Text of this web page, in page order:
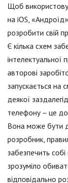
Щоб
на iOS,
розробити свій
Є кілька схем
інтелектуальної
авторові
запускається на
деякої
телефону – це
Вона може бути
розробник,
забезпечить
зрозуміло
відповідально